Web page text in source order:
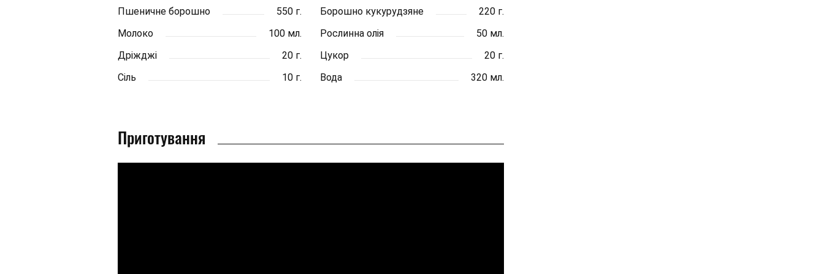
Пшеничне борошно 550 г. Борошно кукурудзяне
220 г.
Молоко
100 мл. Рослинна олія
50 мл.
Дріжджі
20 г. Цукор
20 г.
Сіль
10 г. Вода 320 мл.
Приготування